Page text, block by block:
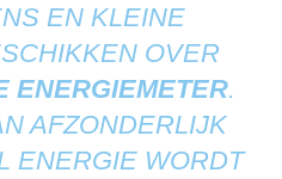
EN KLEINE
OVER
ENERGIEMETER.
AFZONDERLIJK
ENERGIE WORDT